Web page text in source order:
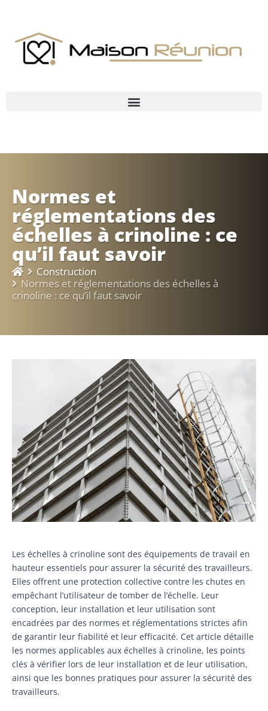
Normes et
réglementations des
échelles à crinoline : ce
qu’il faut savoir
Construction
Normes et réglementations des échelles à
crinoline : ce qu’il faut savoir
Les échelles à crinoline sont des équipements de travail en
hauteur essentiels pour assurer la sécurité des travailleurs.
Elles offrent une protection collective contre les chutes en
empêchant l’utilisateur de tomber de l’échelle. Leur
conception, leur installation et leur utilisation sont
encadrées par des normes et réglementations strictes afin
de garantir leur fiabilité et leur efficacité. Cet article détaille
les normes applicables aux échelles à crinoline, les points
clés à vérifier lors de leur installation et de leur utilisation,
ainsi que les bonnes pratiques pour assurer la sécurité des
travailleurs.